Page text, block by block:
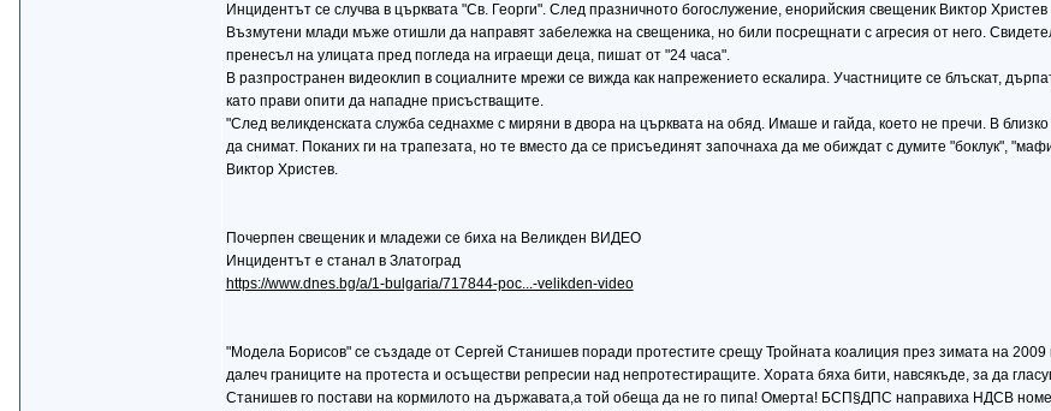
Инцидентът се случва в църквата "Св. Георги". След празничното богослужение, енорийския свещеник Виктор
Възмутени млади мъже отишли да направят забележка на свещеника, но били посрещнати с агресия от него.
пренесъл на улицата пред погледа на играещи деца, пишат от "24 часа".
В разпространен видеоклип в социалните мрежи се вижда как напрежението ескалира. Участниците се блъскат,
като прави опити да нападне присъстващите.
"След великденската служба седнахме с миряни в двора на църквата на обяд. Имаше и гайда, което не пречи. В
да снимат. Поканих ги на трапезата, но те вместо да се присъединят започнаха да ме обиждат с думите "боклук",
Виктор Христев.
Почерпен свещеник и младежи се биха на Великден ВИДЕО
Инцидентът е станал в Златоград
https://www.dnes.bg/a/1-bulgaria/717844-poc...-velikden-video
"Модела Борисов" се създаде от Сергей Станишев поради протестите срещу Тройната коалиция през зимата на 2009
далеч границите на протеста и осъществи репресии над непротестиращите. Хората бяха бити, навсякъде, за да
Станишев го постави на кормилото на държавата,а той обеща да не го пипа! Омерта! БСП§ДПС направиха НДСВ